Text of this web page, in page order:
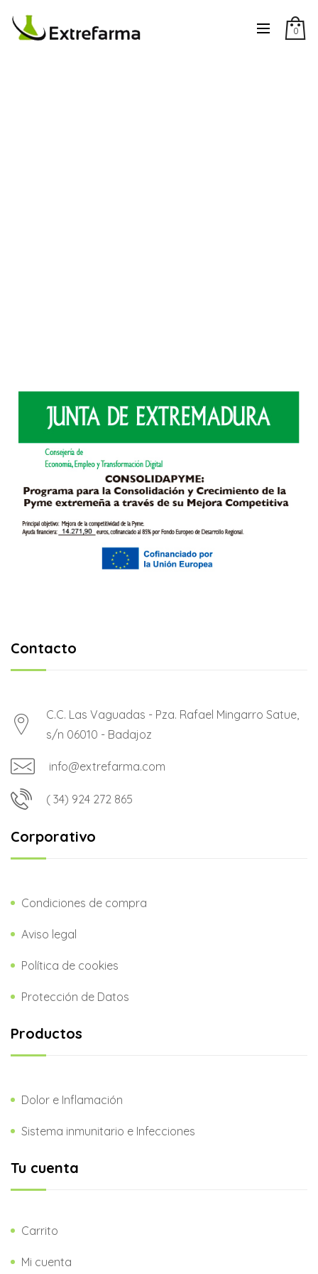
0
Contacto
C.C. Las Vaguadas - Pza. Rafael Mingarro Satue,
s/n 06010 - Badajoz
info@extrefarma.com
( 34) 924 272 865
Corporativo
Condiciones de compra
Aviso legal
Política de cookies
Protección de Datos
Productos
Dolor e Inflamación
Sistema inmunitario e Infecciones
Tu cuenta
Carrito
Mi cuenta